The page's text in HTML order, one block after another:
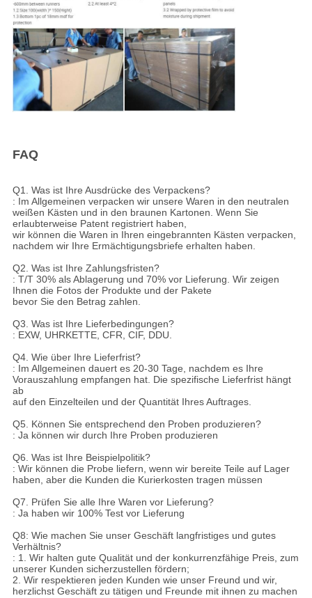
FAQ
Q1. Was ist Ihre Ausdrücke des Verpackens?
: Im Allgemeinen verpacken wir unsere Waren in den neutralen
weißen Kästen und in den braunen Kartonen. Wenn Sie
erlaubterweise Patent registriert haben,
wir können die Waren in Ihren eingebrannten Kästen verpacken,
nachdem wir Ihre Ermächtigungsbriefe erhalten haben.
Q2. Was ist Ihre Zahlungsfristen?
: T/T 30% als Ablagerung und 70% vor Lieferung. Wir zeigen
Ihnen die Fotos der Produkte und der Pakete
bevor Sie den Betrag zahlen.
Q3. Was ist Ihre Lieferbedingungen?
: EXW, UHRKETTE, CFR, CIF, DDU.
Q4. Wie über Ihre Lieferfrist?
: Im Allgemeinen dauert es 20-30 Tage, nachdem es Ihre
Vorauszahlung empfangen hat. Die spezifische Lieferfrist hängt
ab
auf den Einzelteilen und der Quantität Ihres Auftrages.
Q5. Können Sie entsprechend den Proben produzieren?
: Ja können wir durch Ihre Proben produzieren
Q6. Was ist Ihre Beispielpolitik?
: Wir können die Probe liefern, wenn wir bereite Teile auf Lager
haben, aber die Kunden die Kurierkosten tragen müssen
Q7. Prüfen Sie alle Ihre Waren vor Lieferung?
: Ja haben wir 100% Test vor Lieferung
Q8: Wie machen Sie unser Geschäft langfristiges und gutes
Verhältnis?
: 1. Wir halten gute Qualität und der konkurrenzfähige Preis, zum
unserer Kunden sicherzustellen fördern;
2. Wir respektieren jeden Kunden wie unser Freund und wir,
herzlichst Geschäft zu tätigen und Freunde mit ihnen zu machen